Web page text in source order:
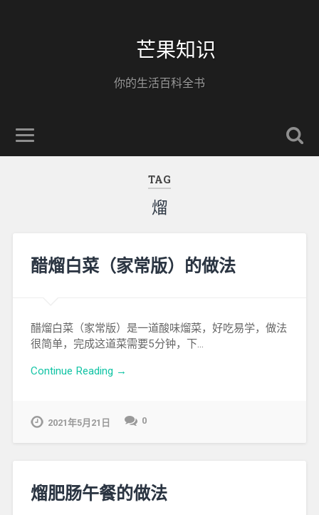
芒果知识
你的生活百科全书
TAG
熘
醋熘白菜（家常版）的做法
醋熘白菜（家常版）是一道酸味熘菜，好吃易学，做法
很简单，完成这道菜需要5分钟，下…
Continue Reading →
2021年5月21日 0
熘肥肠午餐的做法